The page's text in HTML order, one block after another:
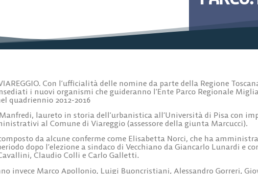
Con l’ufficialità delle nomine da parte della Regione
i nuovi organismi che guideranno l’Ente Parco Regionale
quadriennio 2012-2016
laureto in storia dell’urbanistica all’Università di Pisa con
al Comune di Viareggio (assessore della giunta Marcucci).
da alcune conferme come Elisabetta Norci, che ha
dopo l’elezione a sindaco di Vecchiano da Giancarlo Lunardi e
Claudio Colli e Carlo Galletti.
invece Marco Apollonio, Luigi Buoncristiani, Alessandro Gorreri,